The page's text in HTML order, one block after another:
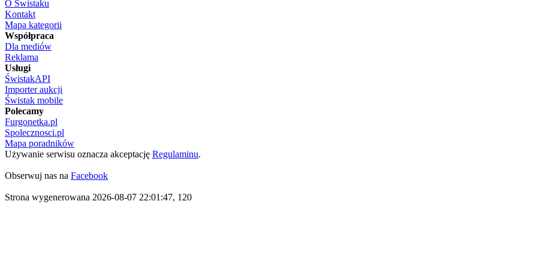
O Świstaku
Kontakt
Mapa kategorii
Współpraca
Dla mediów
Reklama
Usługi
ŚwistakAPI
Importer aukcji
Świstak mobile
Polecamy
Furgonetka.pl
Spolecznosci.pl
Mapa poradników
Używanie serwisu oznacza akceptację Regulaminu.
Obserwuj nas na Facebook
Strona wygenerowana 2026-08-07 22:01:47, 120